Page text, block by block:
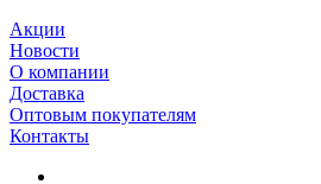
Акции
Новости
О компании
Доставка
Оптовым покупателям
Контакты